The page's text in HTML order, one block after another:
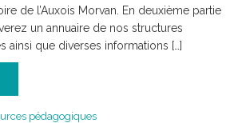
de l’Auxois Morvan. En deuxième partie
un annuaire de nos structures
ainsi que diverses informations […]
pédagogiques